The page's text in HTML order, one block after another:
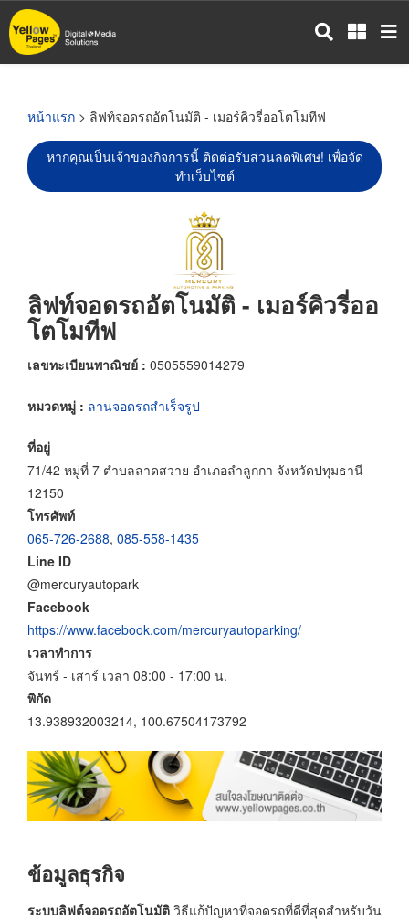
ข้าม
ไป
หน้าแรก > ลิฟท์จอดรถอัตโนมัติ - เมอร์คิวรี่ออโตโมทีฟ
หากคุณเป็นเจ้าของกิจการนี้ ติดต่อรับส่วนลดพิเศษ! เพื่อจัด
ทำเว็บไซต์
ลิฟท์จอดรถอัตโนมัติ - เมอร์คิวรี่ออ
โตโมทีฟ
เลขทะเบียนพาณิชย์ : 0505559014279
หมวดหมู่ : ลานจอดรถสำเร็จรูป
ที่อยู่
71/42 หมู่ที่ 7 ตำบลลาดสวาย อำเภอลำลูกกา จังหวัดปทุมธานี
12150
โทรศัพท์
065-726-2688, 085-558-1435
Line ID
@mercuryautopark
Facebook
https://www.facebook.com/mercuryautoparking/
เวลาทำการ
จันทร์ - เสาร์ เวลา 08:00 - 17:00 น.
พิกัด
13.938932003214, 100.67504173792
ข้อมูลธุรกิจ
ระบบลิฟต์จอดรถอัตโนมัติ วิธีแก้ปัญหาที่จอดรถที่ดีที่สุดสำหรับวัน